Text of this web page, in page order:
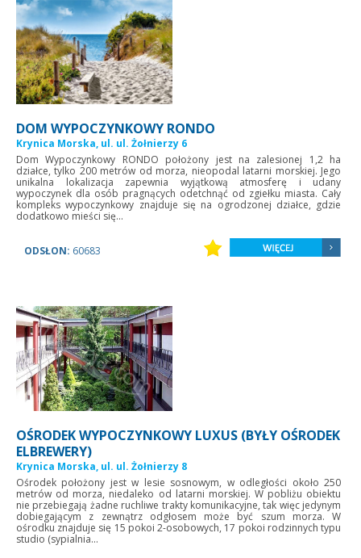
DOM WYPOCZYNKOWY RONDO
Krynica Morska, ul. ul. Żołnierzy 6
Dom Wypoczynkowy RONDO położony jest na zalesionej 1,2 ha
działce, tylko 200 metrów od morza, nieopodal latarni morskiej. Jego
unikalna lokalizacja zapewnia wyjątkową atmosferę i udany
wypoczynek dla osób pragnących odetchnąć od zgiełku miasta. Cały
kompleks wypoczynkowy znajduje się na ogrodzonej działce, gdzie
dodatkowo mieści się...
ODSŁON: 60683
OŚRODEK WYPOCZYNKOWY LUXUS (BYŁY OŚRODEK
ELBREWERY)
Krynica Morska, ul. ul. Żołnierzy 8
Ośrodek położony jest w lesie sosnowym, w odległości około 250
metrów od morza, niedaleko od latarni morskiej. W pobliżu obiektu
nie przebiegają żadne ruchliwe trakty komunikacyjne, tak więc jedynym
dobiegającym z zewnątrz odgłosem może być szum morza. W
ośrodku znajduje się 15 pokoi 2-osobowych, 17 pokoi rodzinnych typu
studio (sypialnia...